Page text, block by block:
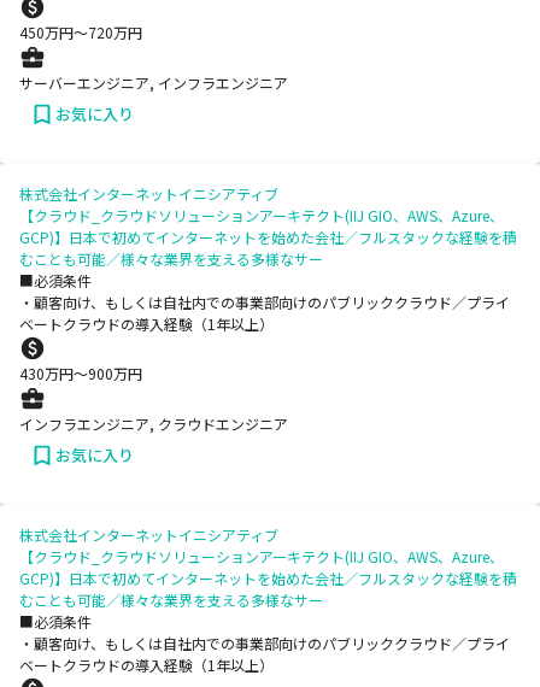
450万円〜720万円
サーバーエンジニア, インフラエンジニア
お気に入り
株式会社インターネットイニシアティブ
【クラウド_クラウドソリューションアーキテクト(IIJ GIO、AWS、Azure、
GCP)】日本で初めてインターネットを始めた会社／フルスタックな経験を積
むことも可能／様々な業界を支える多様なサー
■必須条件
・顧客向け、もしくは自社内での事業部向けのパブリッククラウド／プライ
ベートクラウドの導入経験（1年以上）
430万円〜900万円
インフラエンジニア, クラウドエンジニア
お気に入り
株式会社インターネットイニシアティブ
【クラウド_クラウドソリューションアーキテクト(IIJ GIO、AWS、Azure、
GCP)】日本で初めてインターネットを始めた会社／フルスタックな経験を積
むことも可能／様々な業界を支える多様なサー
■必須条件
・顧客向け、もしくは自社内での事業部向けのパブリッククラウド／プライ
ベートクラウドの導入経験（1年以上）